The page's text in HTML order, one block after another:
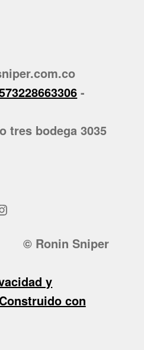
-
tres bodega 3035
© Ronin Sniper
y
Construido con